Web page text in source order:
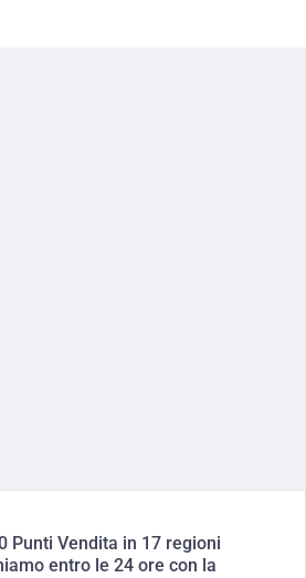
Punti Vendita in 17 regioni
entro le 24 ore con la